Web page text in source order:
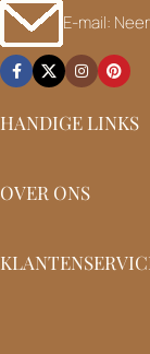
E-mail:
HANDIGE LINKS
OVER ONS